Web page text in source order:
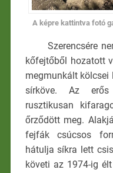
A képre kattintva fotó
Szerencsére
kőfejtőből hozatott
megmunkált kölcsei
sírköve. Az
rusztikusan
őrződött meg.
fejfák csúcsos
hátulja síkra lett
követi az 1974-ig